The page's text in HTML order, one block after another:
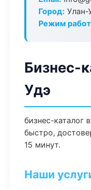
Город: Улан-
Режим
Бизнес-
Удэ
бизнес-каталог
быстро,
15 минут.
Наши